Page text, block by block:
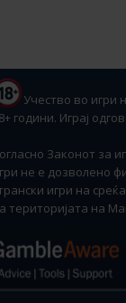
Учество во игри
години. Играј
Законот за
не е дозволено
игри на
територијата на